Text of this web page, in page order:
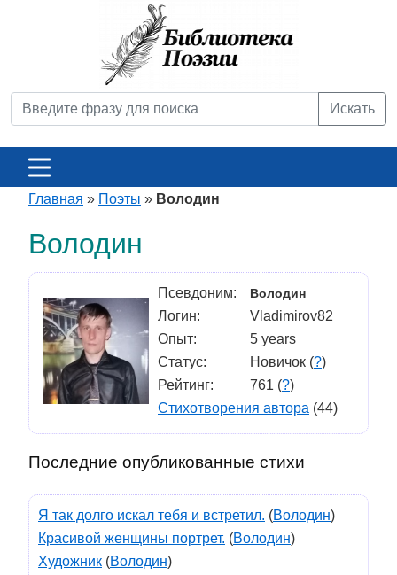
Искать
Главная » Поэты » Володин
Володин
Псевдоним: Володин
Логин:
Vladimirov82
Опыт:
5 years
Статус:
Новичок (?)
Рейтинг:
761 (?)
Стихотворения автора (44)
Последние опубликованные стихи
Я так долго искал тебя и встретил. (Володин)
Красивой женщины портрет. (Володин)
Художник (Володин)